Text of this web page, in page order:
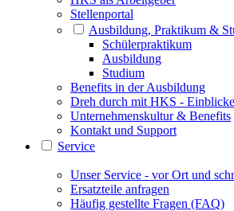
Stellenportal
Ausbildung, Praktikum &
Schülerpraktikum
Ausbildung
Studium
Benefits in der Ausbildung
Dreh durch mit HKS -
Unternehmenskultur & Benefits
Kontakt und Support
Service
Unser Service - vor Ort und
Ersatzteile anfragen
Häufig gestellte Fragen (FAQ)